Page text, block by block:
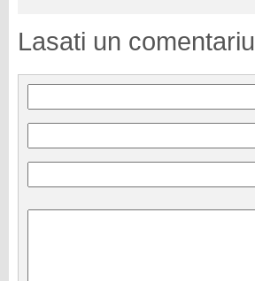
Lasati un comentariu